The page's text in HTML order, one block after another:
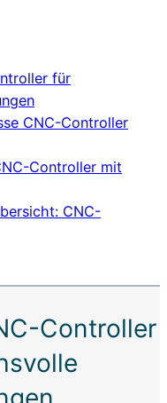
für
CNC-Controller
Controller mit
CNC-
Controller